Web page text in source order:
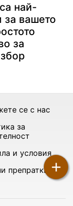
най-
вашето
за
+
се с нас
за
и условия
препратки